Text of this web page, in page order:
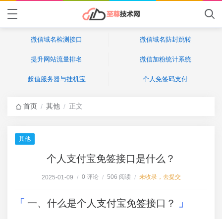
微信域名检测接口 微信域名防封跳转
提升网站流量排名 微信加粉统计系统
超值服务器与挂机宝 个人免签码支付
首页 / 其他 / 正文
其他
个人支付宝免签接口是什么？
2025-01-09 / 0 评论 / 506 阅读 / 未收录，去提交
一、什么是个人支付宝免签接口？